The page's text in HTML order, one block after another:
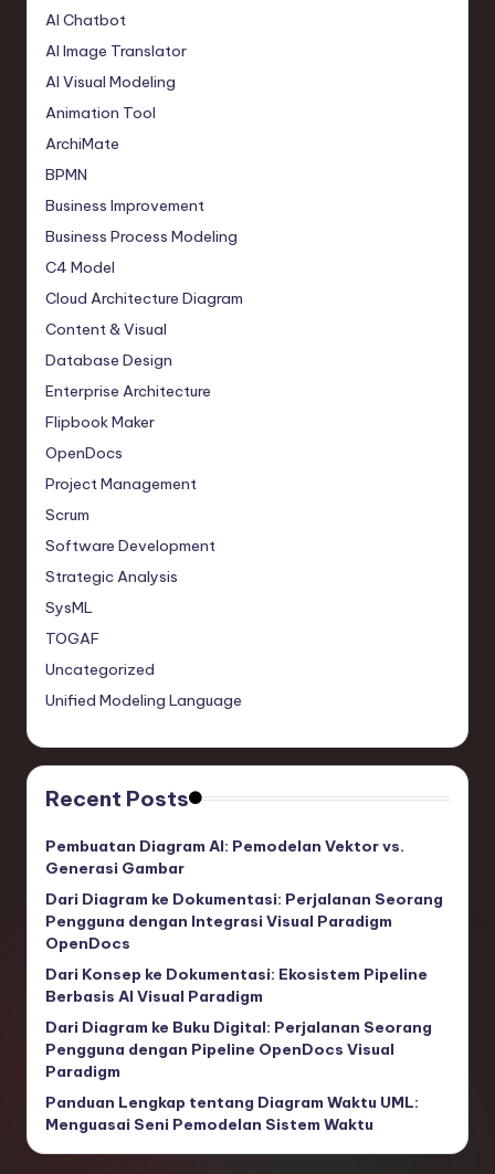
AI Chatbot
AI Image Translator
AI Visual Modeling
Animation Tool
ArchiMate
BPMN
Business Improvement
Business Process Modeling
C4 Model
Cloud Architecture Diagram
Content & Visual
Database Design
Enterprise Architecture
Flipbook Maker
OpenDocs
Project Management
Scrum
Software Development
Strategic Analysis
SysML
TOGAF
Uncategorized
Unified Modeling Language
Recent Posts
Pembuatan Diagram AI: Pemodelan Vektor vs.
Generasi Gambar
Dari Diagram ke Dokumentasi: Perjalanan Seorang
Pengguna dengan Integrasi Visual Paradigm
OpenDocs
Dari Konsep ke Dokumentasi: Ekosistem Pipeline
Berbasis AI Visual Paradigm
Dari Diagram ke Buku Digital: Perjalanan Seorang
Pengguna dengan Pipeline OpenDocs Visual
Paradigm
Panduan Lengkap tentang Diagram Waktu UML:
Menguasai Seni Pemodelan Sistem Waktu